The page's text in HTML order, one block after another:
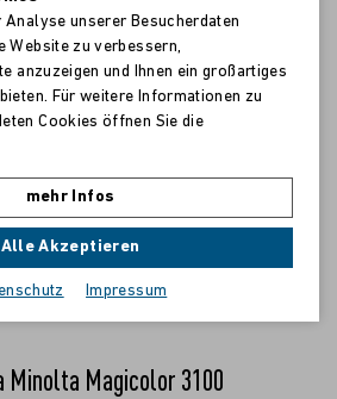
Minolta Magicolor 3100
Analyse unserer Besucherdaten
Website zu verbessern,
anzuzeigen und Ihnen ein großartiges
Für weitere Informationen zu
Cookies öffnen Sie die
mehr Infos
Alle Akzeptieren
Impressum